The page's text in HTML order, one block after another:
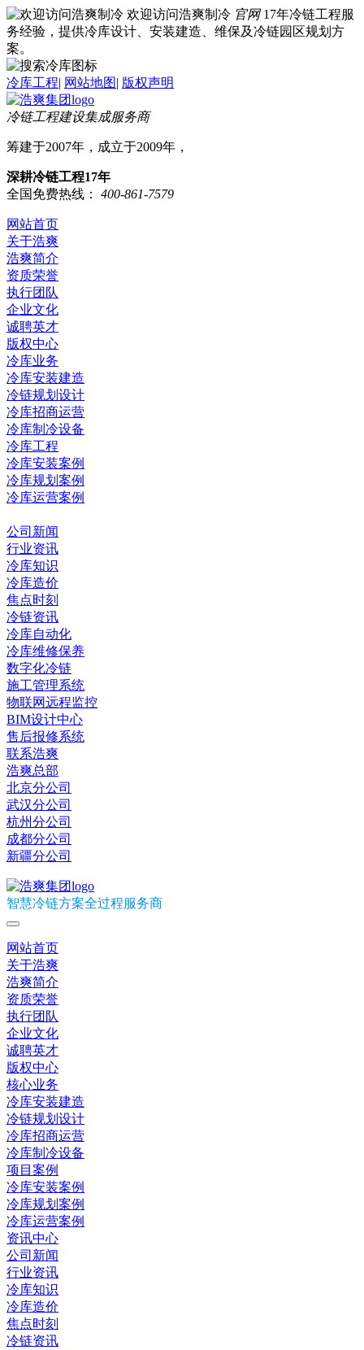
欢迎访问浩爽制冷 官网 17年冷链工程服
务经验，提供冷库设计、安装建造、维保及冷链园区规划方
案。
冷库工程| 网站地图| 版权声明
冷链工程建设集成服务商
筹建于2007年，成立于2009年，
深耕冷链工程17年
全国免费热线：
400-861-7579
网站首页
关于浩爽
浩爽简介
资质荣誉
执行团队
企业文化
诚聘英才
版权中心
冷库业务
冷库安装建造
冷链规划设计
冷库招商运营
冷库制冷设备
冷库工程
冷库安装案例
冷库规划案例
冷库运营案例
公司新闻
行业资讯
冷库知识
冷库造价
焦点时刻
冷链资讯
冷库自动化
冷库维修保养
数字化冷链
施工管理系统
物联网远程监控
BIM设计中心
售后报修系统
联系浩爽
浩爽总部
北京分公司
武汉分公司
杭州分公司
成都分公司
新疆分公司
智慧冷链方案全过程服务商
网站首页
关于浩爽
浩爽简介
资质荣誉
执行团队
企业文化
诚聘英才
版权中心
核心业务
冷库安装建造
冷链规划设计
冷库招商运营
冷库制冷设备
项目案例
冷库安装案例
冷库规划案例
冷库运营案例
资讯中心
公司新闻
行业资讯
冷库知识
冷库造价
焦点时刻
冷链资讯